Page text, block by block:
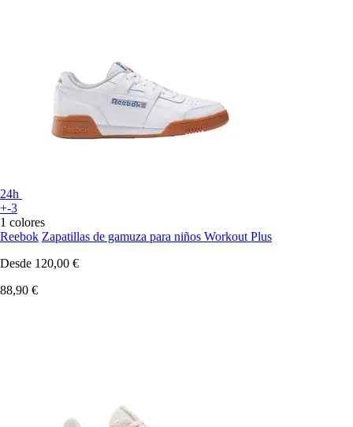
24h
+-3
1 colores
Reebok Zapatillas de gamuza para niños Workout Plus
Desde 120,00 €
88,90 €